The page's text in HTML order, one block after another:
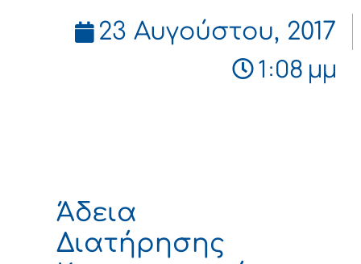
23 Αυγούστου, 2017
1:08 μμ
Άδεια
Διατήρησης